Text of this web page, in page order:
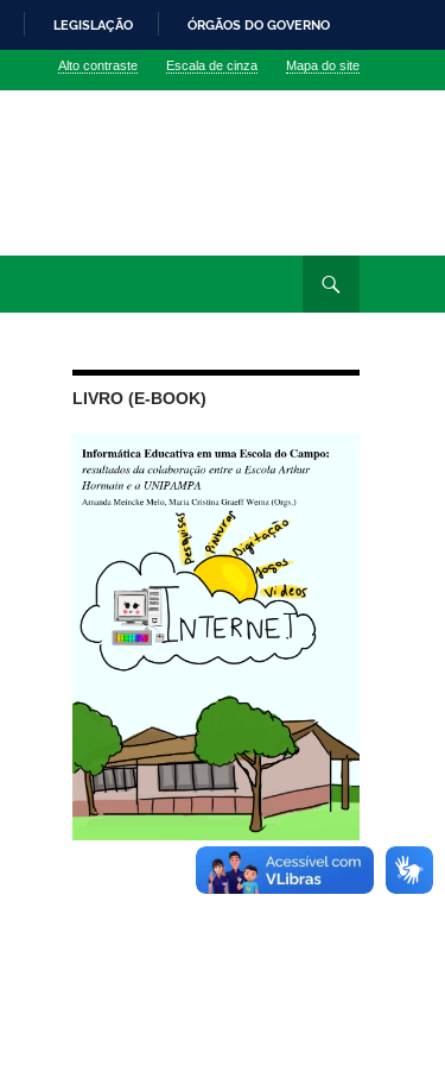
LEGISLAÇÃO ÓRGÃOS DO GOVERNO
Alto contraste Escala de cinza Mapa do site
LIVRO (E-BOOK)